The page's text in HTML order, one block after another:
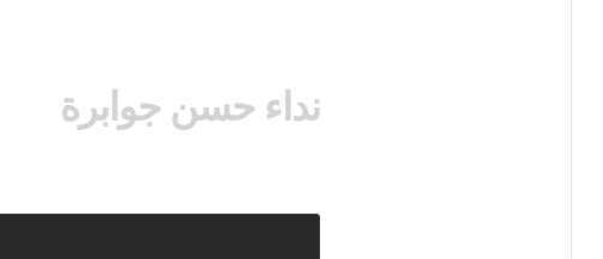
نداء حسن جوابرة